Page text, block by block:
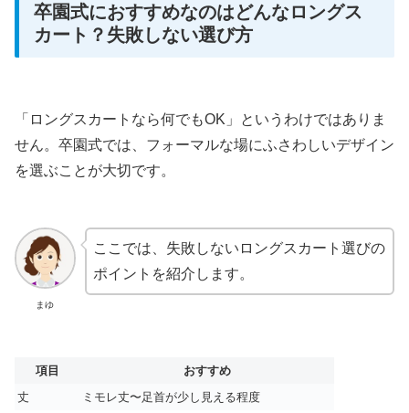
卒園式におすすめなのはどんなロングス
カート？失敗しない選び方
「ロングスカートなら何でもOK」というわけではありま
せん。卒園式では、フォーマルな場にふさわしいデザイン
を選ぶことが大切です。
まゆ
ここでは、失敗しないロングスカート選びの
ポイントを紹介します。
項目
おすすめ
丈
ミモレ丈〜足首が少し見える程度